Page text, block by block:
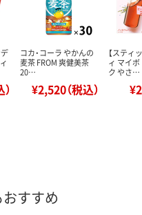
コカ・コーラ やかんの
麦茶 FROM 爽健美茶
20…
¥2,520（税込）
【スティ
ィ マイ
ク やさ…
すすめ